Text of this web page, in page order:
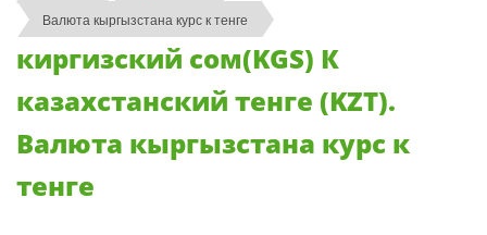
Валюта кыргызстана курс к тенге
киргизский сом(KGS) К
казахстанский тенге (KZT).
Валюта кыргызстана курс к
тенге